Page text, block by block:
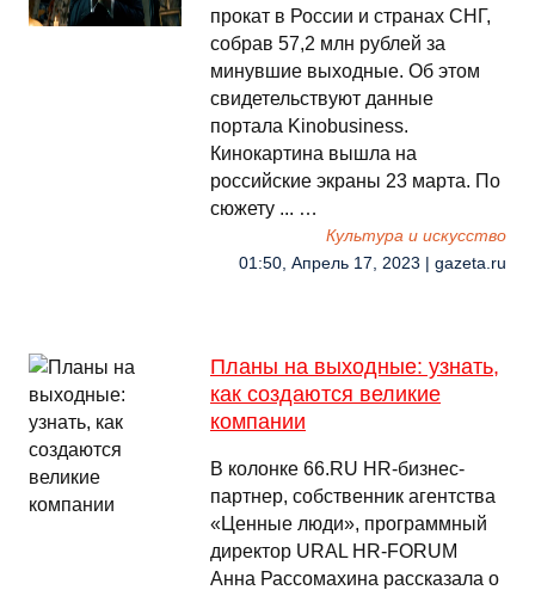
прокат в России и странах СНГ,
собрав 57,2 млн рублей за
минувшие выходные. Об этом
свидетельствуют данные
портала Kinobusiness.
Кинокартина вышла на
российские экраны 23 марта. По
сюжету ... …
Культура и искусство
01:50, Апрель 17, 2023 | gazeta.ru
Планы на выходные: узнать,
как создаются великие
компании
В колонке 66.RU HR-бизнес-
партнер, собственник агентства
«Ценные люди», программный
директор URAL HR-FORUM
Анна Рассомахина рассказала о